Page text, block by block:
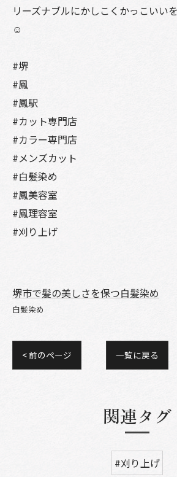
リーズナブルにかしこくかっこいい
☺️
#堺
#鳳
#鳳駅
#カット専門店
#カラー専門店
#メンズカット
#白髪染め
#鳳美容室
#鳳理容室
#刈り上げ
堺市で髪の美しさを保つ白髪染め
白髪染め
< 前のページ 一覧に戻る
関連タグ
#刈り上げ